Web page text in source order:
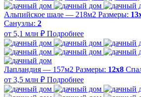
Альпийское шале — 218м2 Размеры:
Санузлы: 2
от 5,1 млн ₽ Подробнее
Лапландия — 157м2 Размеры: 12х8
от 3,5 млн ₽ Подробнее